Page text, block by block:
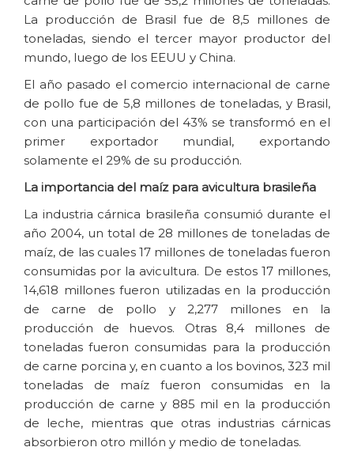
La producción de Brasil fue de 8,5 millones de
toneladas, siendo el tercer mayor productor del
mundo, luego de los EEUU y China.
El año pasado el comercio internacional de carne
de pollo fue de 5,8 millones de toneladas, y Brasil,
con una participación del 43% se transformó en el
primer exportador mundial, exportando
solamente el 29% de su producción.
La importancia del maíz para avicultura brasileña
La industria cárnica brasileña consumió durante el
año 2004, un total de 28 millones de toneladas de
maíz, de las cuales 17 millones de toneladas fueron
consumidas por la avicultura. De estos 17 millones,
14,618 millones fueron utilizadas en la producción
de carne de pollo y 2,277 millones en la
producción de huevos. Otras 8,4 millones de
toneladas fueron consumidas para la producción
de carne porcina y, en cuanto a los bovinos, 323 mil
toneladas de maíz fueron consumidas en la
producción de carne y 885 mil en la producción
de leche, mientras que otras industrias cárnicas
absorbieron otro millón y medio de toneladas.